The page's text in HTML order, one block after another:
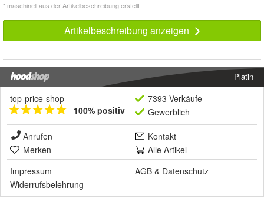
* maschinell aus der Artikelbeschreibung erstellt
Artikelbeschreibung anzeigen
Platin
top-price-shop
100% positiv
7393 Verkäufe
Gewerblich
Anrufen
Kontakt
Merken
Alle Artikel
Impressum
AGB & Datenschutz
Widerrufsbelehrung